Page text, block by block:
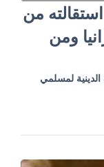
من
ومن
لمسلمي